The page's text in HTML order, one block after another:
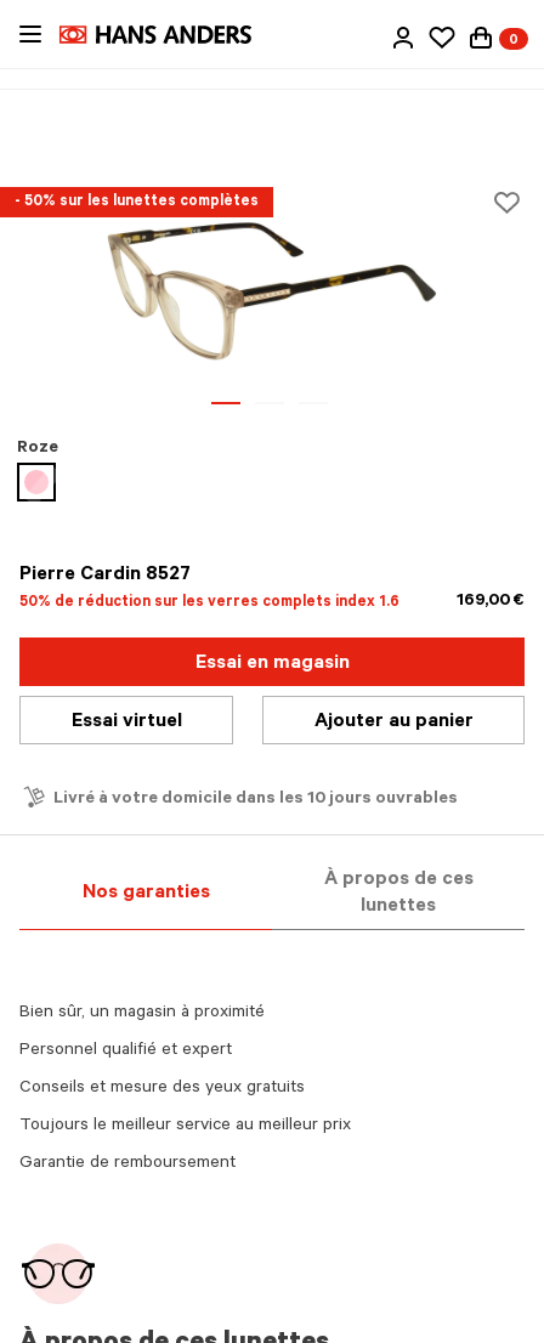
Passer
0
- 50% sur les lunettes complètes
Pierre Cardin 8527
50% de réduction sur les verres complets index 1.6 169,00 €
Roze
sélectionné
Essai en magasin
Essai virtuel Ajouter au panier
Livré à votre domicile dans les 10 jours ouvrables
Nos garanties
À propos de ces
lunettes
Bien sûr, un magasin à proximité
Personnel qualifié et expert
Conseils et mesure des yeux gratuits
Toujours le meilleur service au meilleur prix
Garantie de remboursement